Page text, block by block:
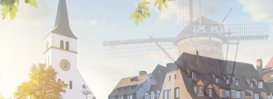
SUCHEN